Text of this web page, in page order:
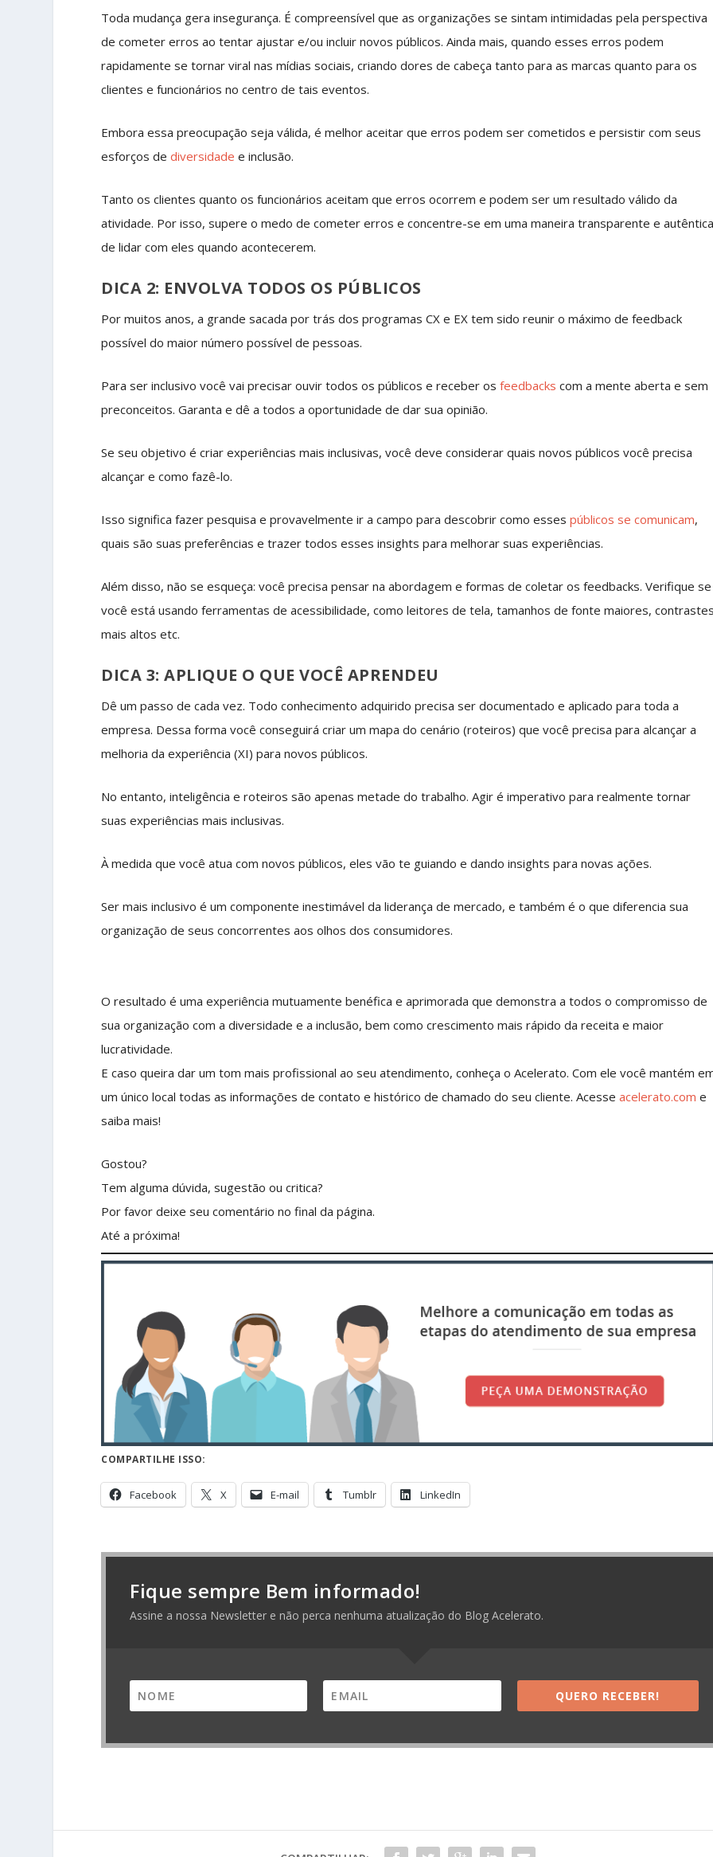
Toda mudança gera insegurança. É compreensível que as organizações se sintam intimidadas pela perspectiva
de cometer erros ao tentar ajustar e/ou incluir novos públicos. Ainda mais, quando esses erros podem
rapidamente se tornar viral nas mídias sociais, criando dores de cabeça tanto para as marcas quanto para os
clientes e funcionários no centro de tais eventos.
Embora essa preocupação seja válida, é melhor aceitar que erros podem ser cometidos e persistir com seus
esforços dediversidade e inclusão.
Tanto os clientes quanto os funcionários aceitam que erros ocorrem e podem ser um resultado válido da
atividade. Por isso, supere o medo de cometer erros e concentre-se em uma maneira transparente e
de lidar com eles quando acontecerem.
DICA 2: ENVOLVA TODOS OS PÚBLICOS
Por muitos anos, a grande sacada por trás dos programas CX e EX tem sido reunir o máximo de feedback
possível do maior número possível de pessoas.
Para ser inclusivo você vai precisar ouvir todos os públicos e receber osfeedbacks com a mente aberta e sem
preconceitos. Garanta e dê a todos a oportunidade de dar sua opinião.
Se seu objetivo é criar experiências mais inclusivas, você deve considerar quais novos públicos você precisa
alcançar e como fazê-lo.
Isso significa fazer pesquisa e provavelmente ir a campo para descobrir como essespúblicos se comunicam,
quais são suas preferências e trazer todos esses insights para melhorar suas experiências.
Além disso, não se esqueça: você precisa pensar na abordagem e formas de coletar os feedbacks. Verifique se
você está usando ferramentas de acessibilidade, como leitores de tela, tamanhos de fonte maiores,
mais altos etc.
DICA 3: APLIQUE O QUE VOCÊ APRENDEU
Dê um passo de cada vez. Todo conhecimento adquirido precisa ser documentado e aplicado para toda a
empresa. Dessa forma você conseguirá criar um mapa do cenário (roteiros) que você precisa para alcançar a
melhoria da experiência (XI) para novos públicos.
No entanto, inteligência e roteiros são apenas metade do trabalho. Agir é imperativo para realmente tornar
suas experiências mais inclusivas.
À medida que você atua com novos públicos, eles vão te guiando e dando insights para novas ações.
Ser mais inclusivo é um componente inestimável da liderança de mercado, e também é o que diferencia sua
organização de seus concorrentes aos olhos dos consumidores.
O resultado é uma experiência mutuamente benéfica e aprimorada que demonstra a todos o compromisso de
sua organização com a diversidade e a inclusão, bem como crescimento mais rápido da receita e maior
lucratividade.
E caso queira dar um tom mais profissional ao seu atendimento, conheça o Acelerato. Com ele você mantém
um único local todas as informações de contato e histórico de chamado do seu cliente. Acesseacelerato.com e
saiba mais!
Gostou?
Tem alguma dúvida, sugestão ou critica?
Por favor deixe seu comentário no final da página.
Até a próxima!
COMPARTILHE ISSO:
Facebook X E-mail Tumblr LinkedIn
Fique sempre Bem informado!
Assine a nossa Newsletter e não perca nenhuma atualização do Blog Acelerato.
QUERO RECEBER!